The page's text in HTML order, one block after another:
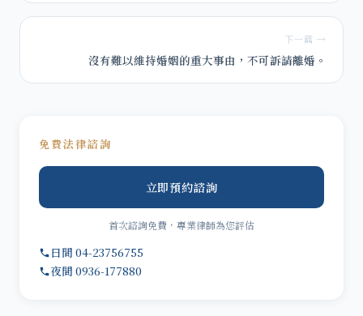
下一篇 →
沒有難以維持婚姻的重大事由，不可訴請離婚。
免費法律諮詢
立即預約諮詢
首次諮詢免費，專業律師為您評估
日間 04-23756755
夜間 0936-177880